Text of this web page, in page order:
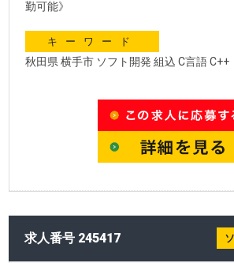
勤可能》
キーワード
秋田県 横手市 ソフト開発 組込 C言語 C++
求人番号 245417